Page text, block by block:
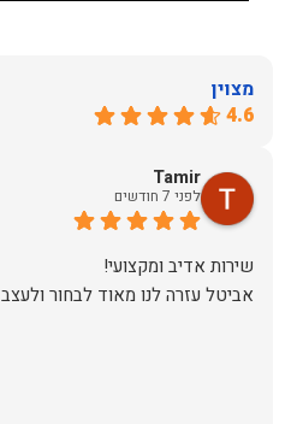
מצוין
4.6
Tamir
לפני 7 חודשים
אביטל עזרה לנו מאוד לבחור